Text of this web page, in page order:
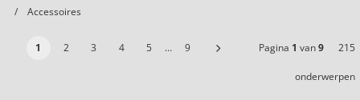
Accessoires
1 2 3 4 5 … 9 Pagina 1 van9 215
onderwerpen